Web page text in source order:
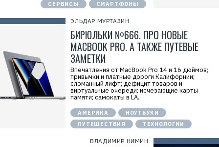
СЕРВИСЫ
СМАРТФОНЫ
ЭЛЬДАР МУРТАЗИН
БИРЮЛЬКИ №666. ПРО НОВЫЕ
MACBOOK PRO. А ТАКЖЕ ПУТЕВЫЕ
ЗАМЕТКИ
Впечатления от MacBook Pro 14 и 16 дюймов;
привычки и платные дороги Калифорнии;
сломанный лифт; дефицит товаров и
виртуальные очереди; исчезающие карты
памяти; самокаты в LA.
АМЕРИКА
НОУТБУКИ
ПУТЕШЕСТВИЯ
ТЕХНОЛОГИИ
ВЛАДИМИР НИМИН